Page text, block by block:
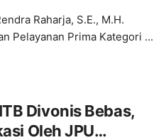
Raharja, S.E., M.H.
Pelayanan Prima Kategori ...
Divonis Bebas,
Oleh JPU